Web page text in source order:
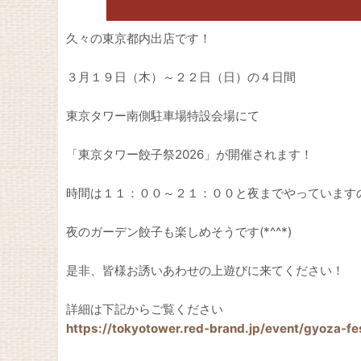
久々の東京都内出店です！
３月１９日（木）～２２日（日）の４日間
東京タワー南側駐車場特設会場にて
「東京タワー餃子祭2026」が開催されます！
時間は１１：００～２１：００と夜までやっています
夜のガーデン餃子も楽しめそうです(*^^*)
是非、皆様お誘いあわせの上遊びに来てください！
詳細は下記からご覧ください
https://tokyotower.red-brand.jp/event/gyoza-